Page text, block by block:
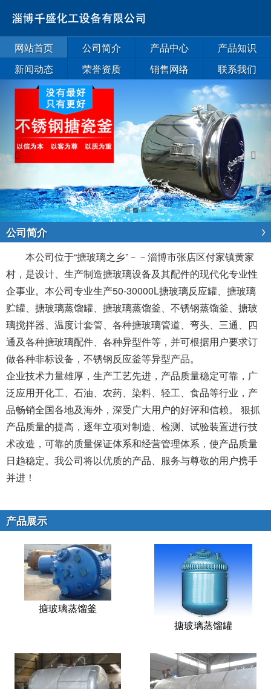
网站首页 公司简介 产品中心
产品知识
新闻动态
荣誉资质 销售网络
联系我们
Previous
公司简介
本公司位于“搪玻璃之乡”－－淄博市张店区付家镇黄家
村，是设计、生产制造搪玻璃设备及其配件的现代化专业性
企事业。本公司专业生产50-30000L搪玻璃反应罐、搪玻璃
贮罐、搪玻璃蒸馏罐、搪玻璃蒸馏釜、不锈钢蒸馏釜、搪玻
璃搅拌器、温度计套管、各种搪玻璃管道、弯头、三通、四
通及各种搪玻璃配件、各种异型件等，并可根据用户要求订
做各种非标设备，不锈钢反应釜等异型产品。
企业技术力量雄厚，生产工艺先进，产品质量稳定可靠，广
泛应用开化工、石油、农药、染料、轻工、食品等行业，产
品畅销全国各地及海外，深受广大用户的好评和信赖。 狠抓
产品质量的提高，逐年立项对制造、检测、试验装置进行技
术改造，可靠的质量保证体系和经营管理体系，使产品质量
日趋稳定。我公司将以优质的产品、服务与尊敬的用户携手
并进！
产品展示
搪玻璃蒸馏釜
搪玻璃蒸馏罐